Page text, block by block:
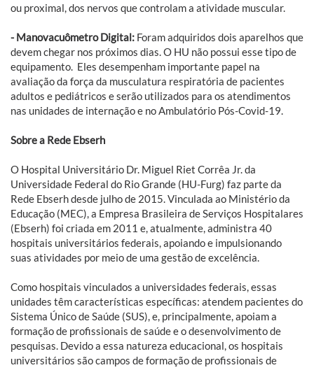
ou proximal, dos nervos que controlam a atividade muscular.
- Manovacuômetro Digital: Foram adquiridos dois aparelhos que
devem chegar nos próximos dias. O HU não possui esse tipo de
equipamento. Eles desempenham importante papel na
avaliação da força da musculatura respiratória de pacientes
adultos e pediátricos e serão utilizados para os atendimentos
nas unidades de internação e no Ambulatório Pós-Covid-19.
Sobre a Rede Ebserh
O Hospital Universitário Dr. Miguel Riet Corrêa Jr. da
Universidade Federal do Rio Grande (HU-Furg) faz parte da
Rede Ebserh desde julho de 2015. Vinculada ao Ministério da
Educação (MEC), a Empresa Brasileira de Serviços Hospitalares
(Ebserh) foi criada em 2011 e, atualmente, administra 40
hospitais universitários federais, apoiando e impulsionando
suas atividades por meio de uma gestão de excelência.
Como hospitais vinculados a universidades federais, essas
unidades têm características específicas: atendem pacientes do
Sistema Único de Saúde (SUS), e, principalmente, apoiam a
formação de profissionais de saúde e o desenvolvimento de
pesquisas. Devido a essa natureza educacional, os hospitais
universitários são campos de formação de profissionais de